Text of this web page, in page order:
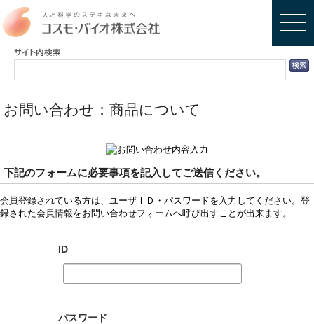
お問い合わせ：商品について
下記のフォームに必要事項を記入してご送信ください。
会員登録されている方は、ユーザＩＤ・パスワードを入力してください。登
録された会員情報をお問い合わせフォームへ呼び出すことが出来ます。
ID
パスワード